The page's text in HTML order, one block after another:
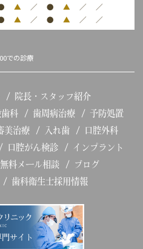
▲ ／ ● ▲ ／ ／
▲ ／ ● ▲ ／ ／
での診療
院長・スタッフ紹介
科 歯周病治療
予防処置
美治療 入れ歯
口腔外科
口腔がん検診
インプラント
無料メール相談
ブログ
歯科衛生士採用情報
サイト